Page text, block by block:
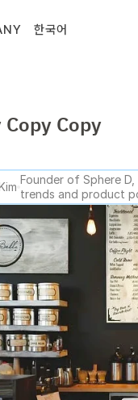
한국어
Copy Copy
Founder of Sphere
trends and product